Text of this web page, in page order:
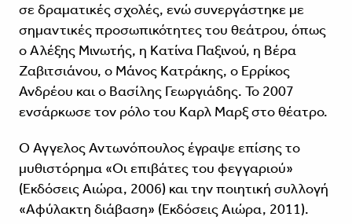
σε δραματικές σχολές, ενώ συνεργάστηκε με
σημαντικές προσωπικότητες του θεάτρου, όπως
ο Αλέξης Μινωτής, η Κατίνα Παξινού, η Βέρα
Ζαβιτσιάνου, ο Μάνος Κατράκης, ο Ερρίκος
Ανδρέου και ο Βασίλης Γεωργιάδης. Το 2007
ενσάρκωσε τον ρόλο του Καρλ Μαρξ στο θέατρο.
Ο Άγγελος Αντωνόπουλος έγραψε επίσης το
μυθιστόρημα «Οι επιβάτες του φεγγαριού»
(Εκδόσεις Αιώρα, 2006) και την ποιητική συλλογή
«Αφύλακτη διάβαση» (Εκδόσεις Αιώρα, 2011).